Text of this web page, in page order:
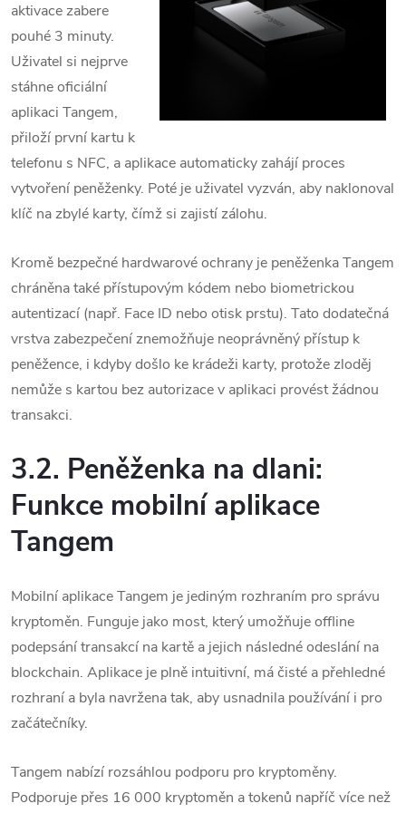
aktivace zabere
pouhé 3 minuty.
Uživatel si nejprve
stáhne oficiální
aplikaci Tangem,
přiloží první kartu k
telefonu s NFC, a aplikace automaticky zahájí proces
vytvoření peněženky. Poté je uživatel vyzván, aby naklonoval
klíč na zbylé karty, čímž si zajistí zálohu.
Kromě bezpečné hardwarové ochrany je peněženka Tangem
chráněna také přístupovým kódem nebo biometrickou
autentizací (např. Face ID nebo otisk prstu). Tato dodatečná
vrstva zabezpečení znemožňuje neoprávněný přístup k
peněžence, i kdyby došlo ke krádeži karty, protože zloděj
nemůže s kartou bez autorizace v aplikaci provést žádnou
transakci.
3.2. Peněženka na dlani:
Funkce mobilní aplikace
Tangem
Mobilní aplikace Tangem je jediným rozhraním pro správu
kryptoměn. Funguje jako most, který umožňuje offline
podepsání transakcí na kartě a jejich následné odeslání na
blockchain. Aplikace je plně intuitivní, má čisté a přehledné
rozhraní a byla navržena tak, aby usnadnila používání i pro
začátečníky.
Tangem nabízí rozsáhlou podporu pro kryptoměny.
Podporuje přes 16 000 kryptoměn a tokenů napříč více než